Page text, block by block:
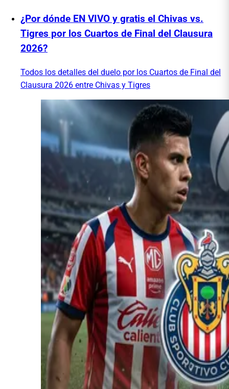
¿Por dónde EN VIVO y gratis el Chivas vs.
Tigres por los Cuartos de Final del Clausura
2026?
Todos los detalles del duelo por los Cuartos de Final del
Clausura 2026 entre Chivas y Tigres